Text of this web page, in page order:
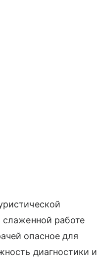
слаженной работе
опасное для
диагностики и